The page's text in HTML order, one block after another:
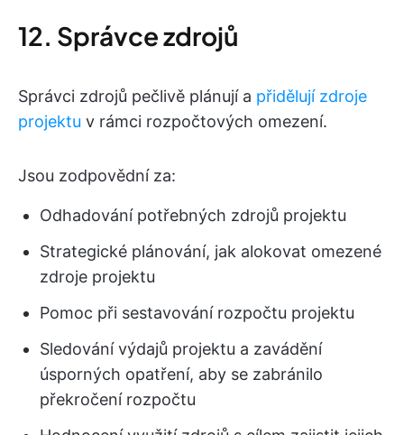
12. Správce zdrojů
Správci zdrojů pečlivě plánují a přidělují zdroje
projektu v rámci rozpočtových omezení.
Jsou zodpovědní za:
Odhadování potřebných zdrojů projektu
Strategické plánování, jak alokovat omezené
zdroje projektu
Pomoc při sestavování rozpočtu projektu
Sledování výdajů projektu a zavádění
úsporných opatření, aby se zabránilo
překročení rozpočtu